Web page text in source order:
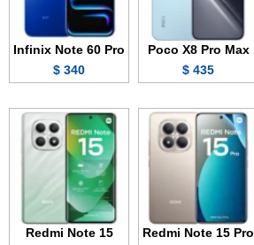
Poco X8 Pro Max
435 $
Infinix Note 60 Pro
340 $
Redmi Note 15 Pro
Redmi Note 15